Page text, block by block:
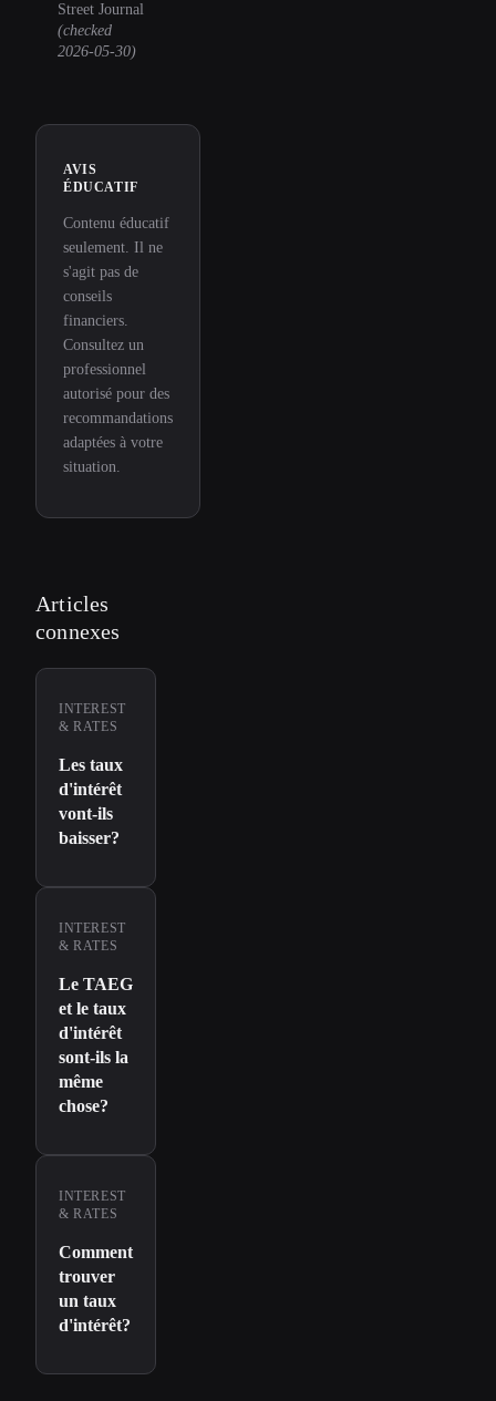
Street Journal
(checked
2026-05-30)
AVIS
ÉDUCATIF
Contenu éducatif
seulement. Il ne
s'agit pas de
conseils
financiers.
Consultez un
professionnel
autorisé pour des
recommandations
adaptées à votre
situation.
Articles
connexes
INTEREST
& RATES
Les taux
d'intérêt
vont-ils
baisser?
INTEREST
& RATES
Le TAEG
et le taux
d'intérêt
sont-ils la
même
chose?
INTEREST
& RATES
Comment
trouver
un taux
d'intérêt?